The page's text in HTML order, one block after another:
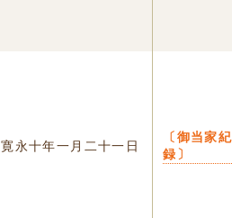
寛永十年一月二十一日
〔御当家
録〕